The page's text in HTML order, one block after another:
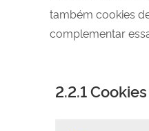
também cookies
complementar
2.2.1